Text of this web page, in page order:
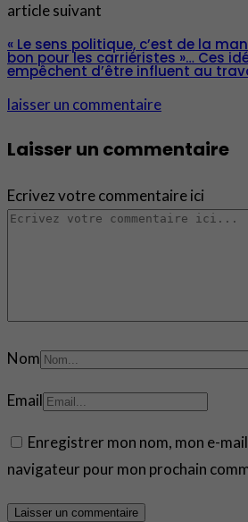
article suivant
« Le sens politique, c’est de la
bon pour les carriéristes »… Ces
empêchent d’être influent au
laisser un commentaire
Laisser un commentaire
Ecrivez votre commentaire ici
Nom
Email
Enregistrer mon nom, mon e-
navigateur pour mon prochain